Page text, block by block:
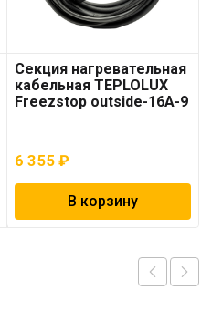
Секция нагревательная
кабельная TEPLOLUX
Freezstop outside-16A-9
6 355₽
В корзину